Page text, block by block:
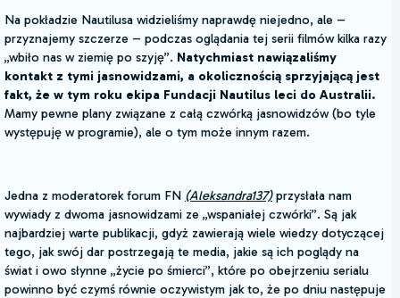
Na pokładzie Nautilusa widzieliśmy naprawdę niejedno, ale –
przyznajemy szczerze – podczas oglądania tej serii filmów kilka razy
„wbiło nas w ziemię po szyję”. Natychmiast nawiązaliśmy
kontakt z tymi jasnowidzami, a okolicznością sprzyjającą jest
fakt, że w tym roku ekipa Fundacji Nautilus leci do Australii.
Mamy pewne plany związane z całą czwórką jasnowidzów (bo tyle
występuję w programie), ale o tym może innym razem.
Jedna z moderatorek forum FN (Aleksandra137)przysłała nam
wywiady z dwoma jasnowidzami ze „wspaniałej czwórki”. Są jak
najbardziej warte publikacji, gdyż zawierają wiele wiedzy dotyczącej
tego, jak swój dar postrzegają te media, jakie są ich poglądy na
świat i owo słynne „życie po śmierci”, które po obejrzeniu serialu
powinno być czymś równie oczywistym jak to, że po dniu następuje